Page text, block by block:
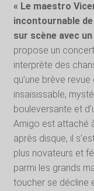
« Le maestro
incontournable
sur scène avec
propose un
interprète des
qu’une brève
insaisissable,
bouleversante et
Amigo est attaché
après disque, il
plus novateurs et
parmi les grands
toucher se décline